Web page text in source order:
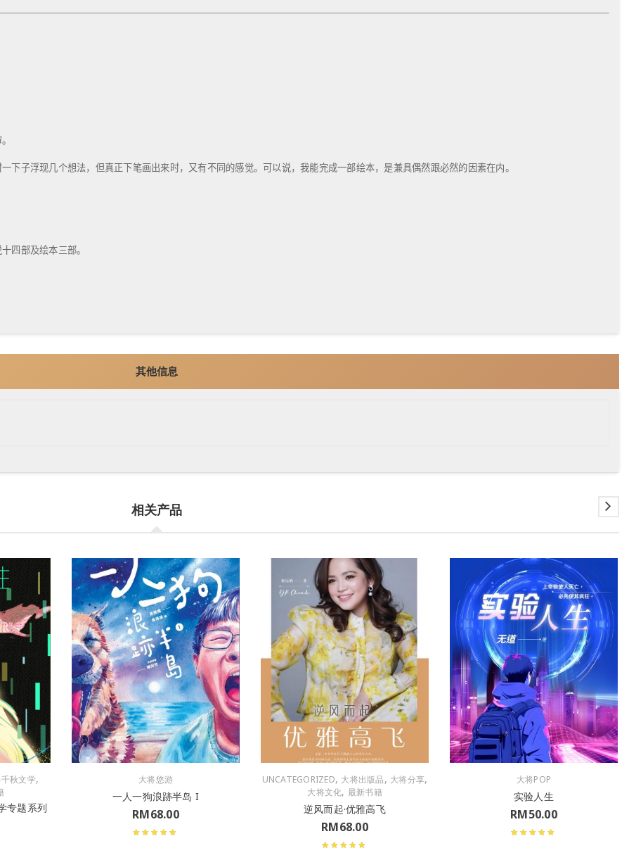
下子浮现几个想法，但真正下笔画出来时，又有不同的感觉。可以说，我能完成一部绘本，是兼具偶然跟必然的因素在内。
四部及绘本三部。
其他信息
相关产品
秋文学,
专题系列
大将悠游
一人一狗浪跡半岛 I
RM68.00
UNCATEGORIZED, 大将出版品, 大将分享,
大将文化, 最新书籍
逆风而起·优雅高飞
RM68.00
大将POP
实验人生
RM50.00